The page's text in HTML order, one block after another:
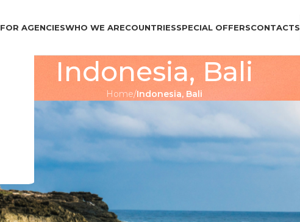
FOR AGENCIESWHO WE ARECOUNTRIESSPECIAL OFFERSCONTACTS
Indonesia, Bali
Home/Indonesia, Bali